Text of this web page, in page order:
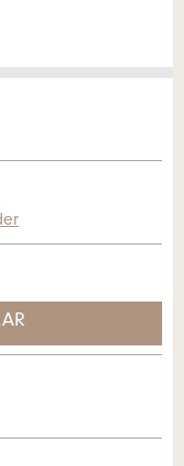
weiter.
die